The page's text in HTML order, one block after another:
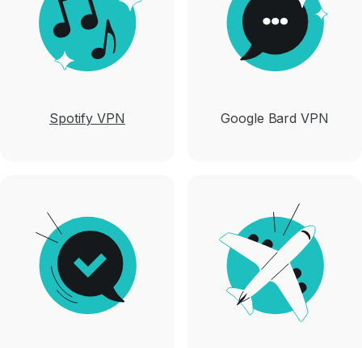
Spotify VPN Google Bard VPN